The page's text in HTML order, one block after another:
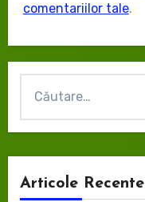
comentariilor tale.
după:
Articole Recente